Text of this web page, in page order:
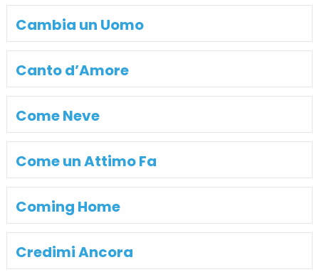
Cambia un Uomo
Canto d’Amore
Come Neve
Come un Attimo Fa
Coming Home
Credimi Ancora